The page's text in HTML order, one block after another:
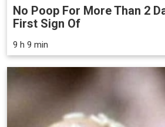
No Poop For More Than 2
First Sign Of
9 h 9 min